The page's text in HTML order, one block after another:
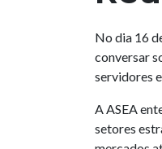
No dia 16
conversar
servidores
A ASEA
setores